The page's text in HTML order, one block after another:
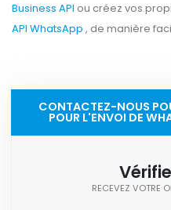
Business API ou créez vos
API WhatsApp , de manière
CONTACTEZ-NOUS
POUR L'ENVOI DE
RECEVEZ VOTRE